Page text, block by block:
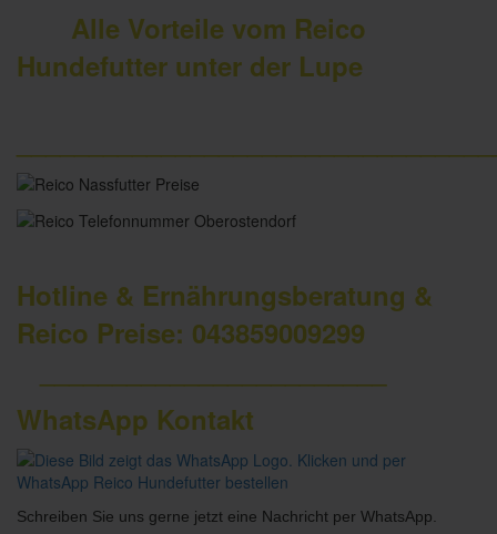
Alle Vorteile vom Reico
Hundefutter unter der Lupe
Hotline & Ernährungsberatung &
Reico Preise: 043859009299
WhatsApp Kontakt
Schreiben Sie uns gerne jetzt eine Nachricht per WhatsApp.